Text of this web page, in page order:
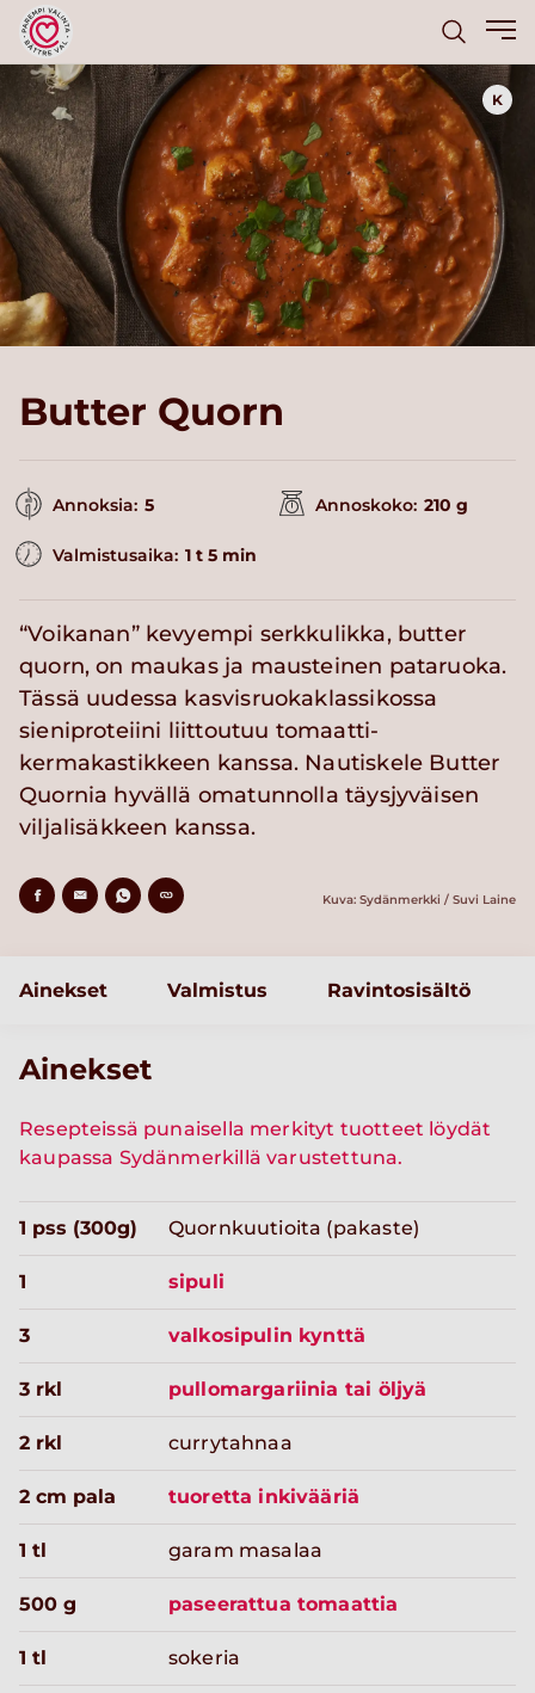
K
Butter Quorn
Annoksia: 5 Annoskoko: 210 g
Valmistusaika: 1 t 5 min
“Voikanan” kevyempi serkkulikka, butter
quorn, on maukas ja mausteinen pataruoka.
Tässä uudessa kasvisruokaklassikossa
sieniproteiini liittoutuu tomaatti-
kermakastikkeen kanssa. Nautiskele Butter
Quornia hyvällä omatunnolla täysjyväisen
viljalisäkkeen kanssa.
Kuva: Sydänmerkki / Suvi Laine
Ainekset Valmistus Ravintosisältö
Ainekset
Resepteissä punaisella merkityt tuotteet löydät
kaupassa Sydänmerkillä varustettuna.
1 pss (300g) Quornkuutioita (pakaste)
1 sipuli
3 valkosipulin kynttä
3 rkl pullomargariinia tai öljyä
2 rkl currytahnaa
2 cm pala tuoretta inkivääriä
1 tl garam masalaa
500 g paseerattua tomaattia
1 tl sokeria